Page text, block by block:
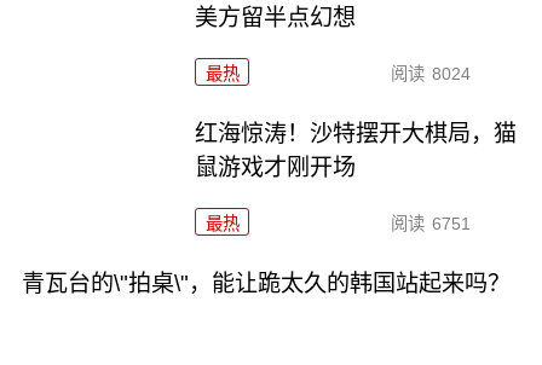
美方留半点幻想
最热 阅读 8024
红海惊涛！沙特摆开大棋局，猫
鼠游戏才刚开场
最热 阅读 6751
青瓦台的\"拍桌\"，能让跪太久的韩国站起来吗？